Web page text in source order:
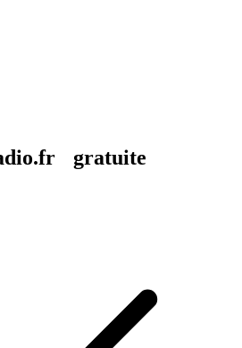
gratuite